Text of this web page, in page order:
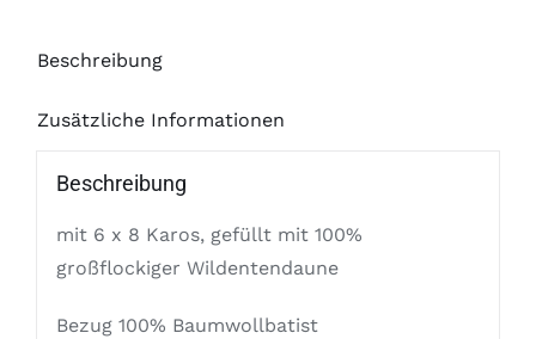
Beschreibung
Zusätzliche Informationen
Beschreibung
mit 6 x 8 Karos, gefüllt mit 100%
großflockiger Wildentendaune
Bezug 100% Baumwollbatist